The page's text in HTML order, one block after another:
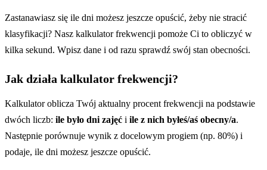
Zastanawiasz się ile dni możesz jeszcze opuścić, żeby nie stracić
klasyfikacji? Nasz kalkulator frekwencji pomoże Ci to obliczyć w
kilka sekund. Wpisz dane i od razu sprawdź swój stan obecności.
Jak działa kalkulator frekwencji?
Kalkulator oblicza Twój aktualny procent frekwencji na podstawie
dwóch liczb: ile było dni zajęć i ile z nich byłeś/aś obecny/a.
Następnie porównuje wynik z docelowym progiem (np. 80%) i
podaje, ile dni możesz jeszcze opuścić.